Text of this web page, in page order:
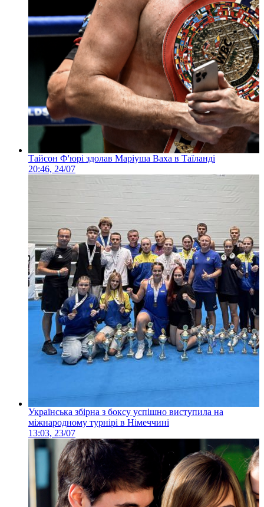
Тайсон Ф'юрі здолав Маріуша Ваха в Таїланді
20:46, 24/07
Українська збірна з боксу успішно виступила на
міжнародному турнірі в Німеччині
13:03, 23/07